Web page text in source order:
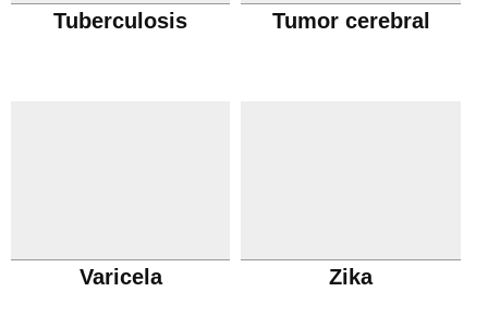
Tuberculosis Tumor cerebral
Varicela Zika